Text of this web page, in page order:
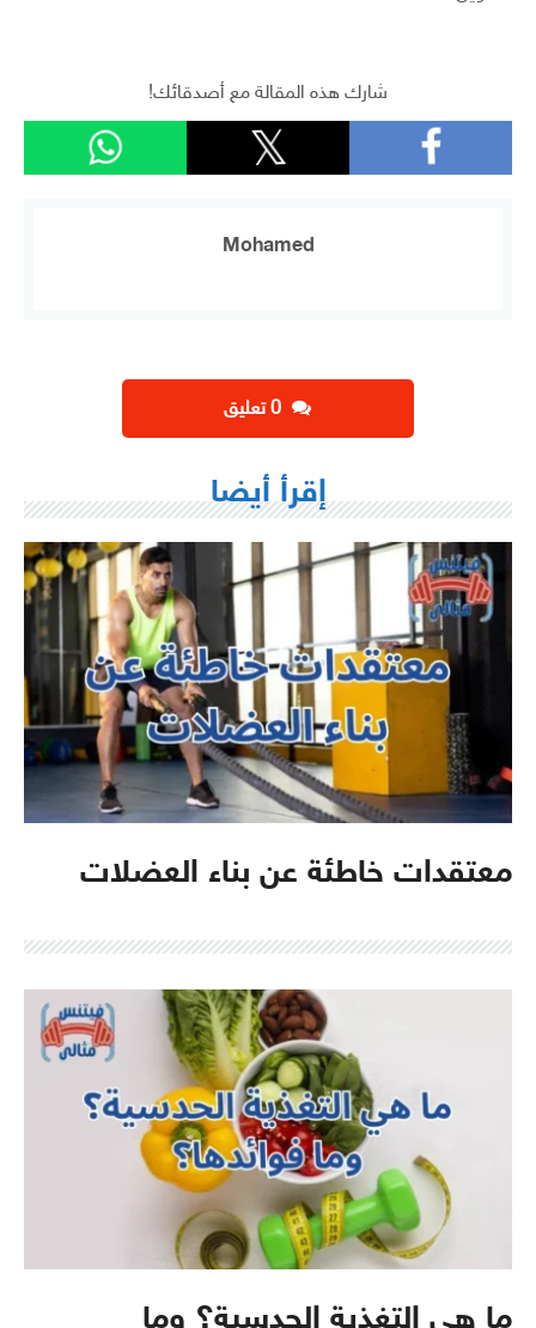
شارك هذه المقالة مع أصدقائك!
Mohamed
إقرأ أيضا
معتقدات خاطئة عن بناء العضلات